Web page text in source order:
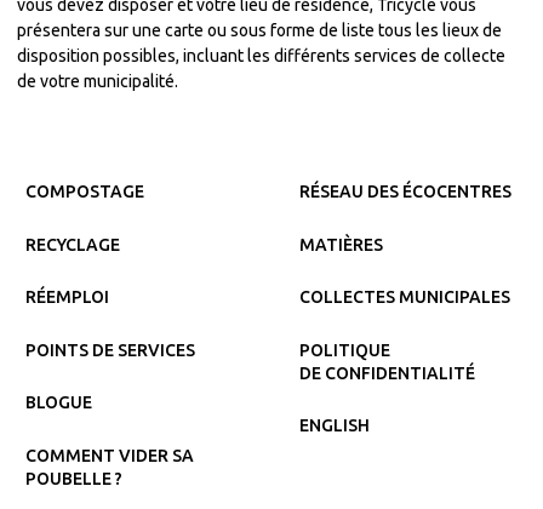
vous devez disposer et votre lieu de résidence, Tricycle vous
présentera sur une carte ou sous forme de liste tous les lieux de
disposition possibles, incluant les différents services de collecte
de votre municipalité.
COMPOSTAGE
RECYCLAGE
RÉEMPLOI
POINTS DE SERVICES
BLOGUE
COMMENT VIDER SA
POUBELLE ?
RÉSEAU DES ÉCOCENTRES
MATIÈRES
COLLECTES MUNICIPALES
POLITIQUE
DE CONFIDENTIALITÉ
ENGLISH